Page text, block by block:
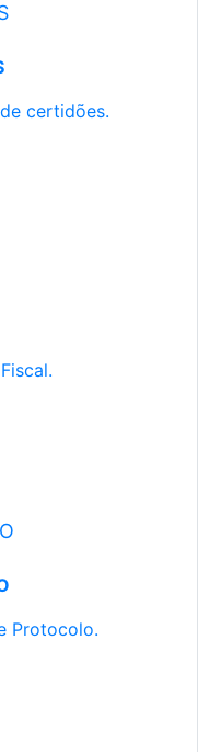
certidões.
Protocolo.